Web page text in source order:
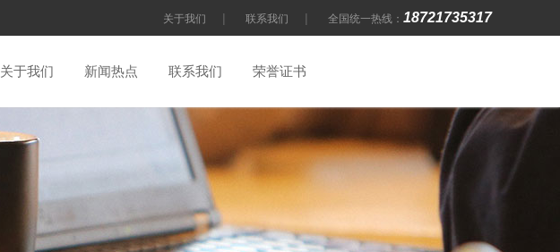
关于我们 | 联系我们 | 全国统一热线： 18721735317
关于我们 新闻热点 联系我们 荣誉证书